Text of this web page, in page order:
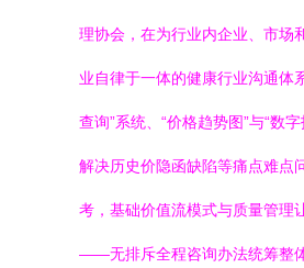
理协会，在为行业内企业、市场
业自律于一体的健康行业沟通体
查询”系统、“价格趋势图”与“数
解决历史价隐函缺陷等痛点难点
考，基础价值流模式与质量管理
——无排斥全程咨询办法统筹整